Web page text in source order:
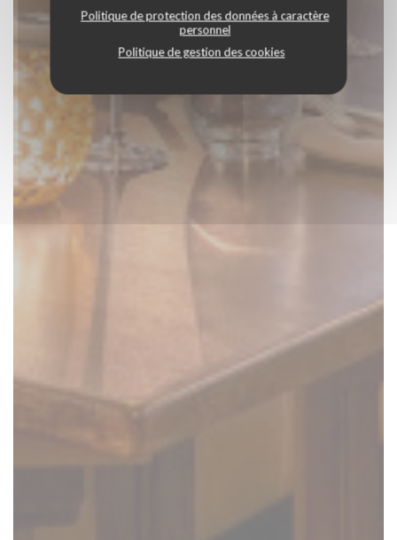
Politique de protection des données à caractère
personnel
Politique de gestion des cookies